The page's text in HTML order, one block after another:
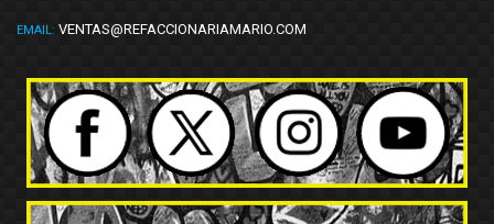
EMAIL: VENTAS@REFACCIONARIAMARIO.COM